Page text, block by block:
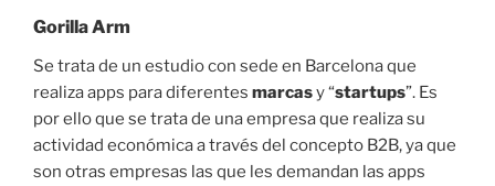
Gorilla Arm
Se trata de un estudio con sede en Barcelona que
realiza apps para diferentes marcasy “startups”. Es
por ello que se trata de una empresa que realiza su
actividad económica a través del concepto B2B, ya que
son otras empresas las que les demandan las apps